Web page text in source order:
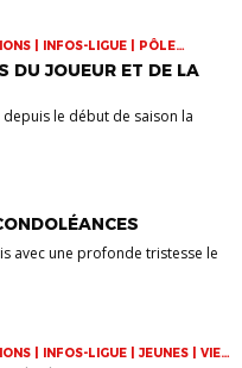
| INFOS-LIGUE | PÔLE
CLUBS
DU JOUEUR ET DE LA
le début de saison la
avec une profonde tristesse le
| INFOS-LIGUE | JEUNES | VIE